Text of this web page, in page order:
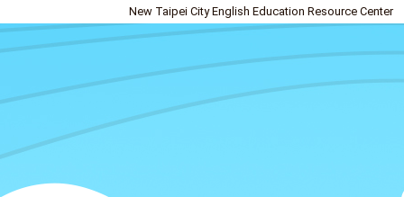
New Taipei City English Education Resource Center